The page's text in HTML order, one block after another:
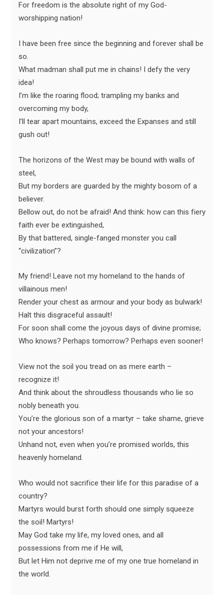
For freedom is the absolute right of my God-
worshipping nation!
I have been free since the beginning and forever shall be
so.
What madman shall put me in chains! I defy the very
idea!
I’m like the roaring flood; trampling my banks and
overcoming my body,
I’ll tear apart mountains, exceed the Expanses and still
gush out!
The horizons of the West may be bound with walls of
steel,
But my borders are guarded by the mighty bosom of a
believer.
Bellow out, do not be afraid! And think: how can this fiery
faith ever be extinguished,
By that battered, single-fanged monster you call
“civilization”?
My friend! Leave not my homeland to the hands of
villainous men!
Render your chest as armour and your body as bulwark!
Halt this disgraceful assault!
For soon shall come the joyous days of divine promise;
Who knows? Perhaps tomorrow? Perhaps even sooner!
View not the soil you tread on as mere earth –
recognize it!
And think about the shroudless thousands who lie so
nobly beneath you.
You’re the glorious son of a martyr – take shame, grieve
not your ancestors!
Unhand not, even when you’re promised worlds, this
heavenly homeland.
Who would not sacrifice their life for this paradise of a
country?
Martyrs would burst forth should one simply squeeze
the soil! Martyrs!
May God take my life, my loved ones, and all
possessions from me if He will,
But let Him not deprive me of my one true homeland in
the world.